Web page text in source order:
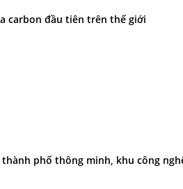
carbon đầu tiên trên thế giới
phố thông minh, khu công